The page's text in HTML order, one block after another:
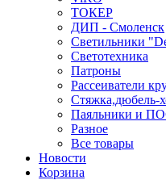
ТОКЕР
ДИП - Смоленск
Светильники
Светотехника
Патроны
Рассеиватели
Стяжка,дюбель-
Паяльники и
Разное
Все товары
Новости
Корзина